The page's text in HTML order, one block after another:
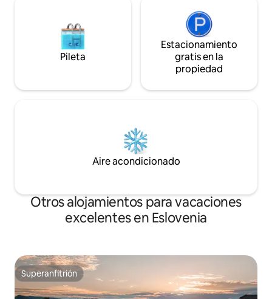
Pileta
Estacionamiento
gratis en la
propiedad
Aire acondicionado
Otros alojamientos para vacaciones
excelentes en Eslovenia
Superanfitrión
Superanfitrión